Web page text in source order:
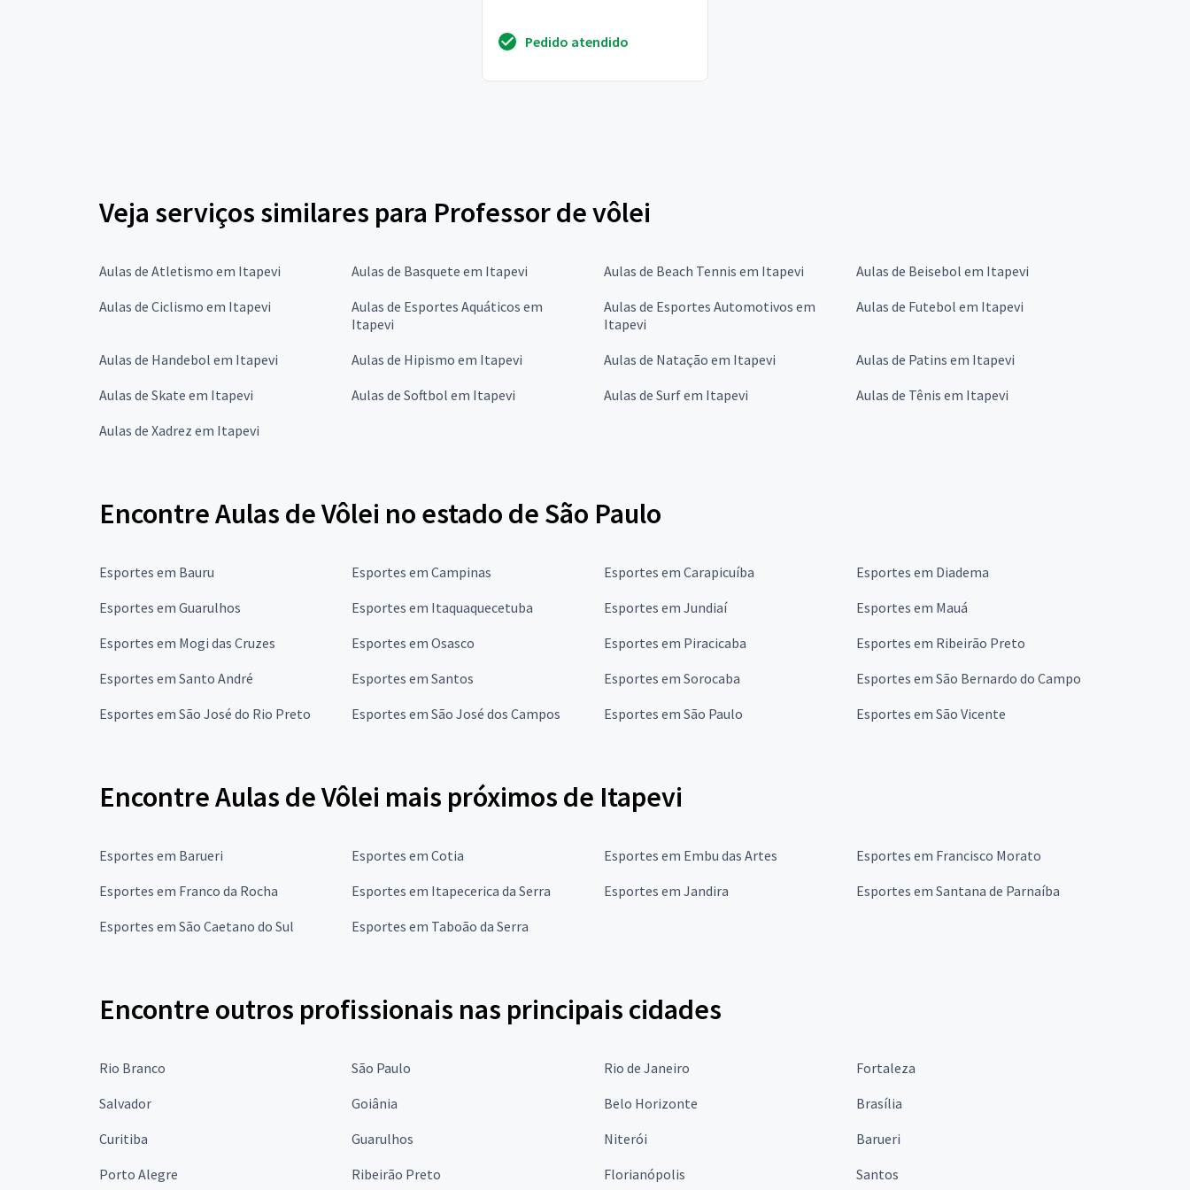
Pedido atendido
Veja serviços similares para Professor de vôlei
Aulas de Atletismo em Itapevi Aulas de Basquete em Itapevi Aulas de Beach Tennis em Itapevi
Aulas de Beisebol em Itapevi
Aulas de Ciclismo em Itapevi
Aulas de Esportes Aquáticos em
Itapevi
Aulas de Esportes Automotivos em
Itapevi
Aulas de Futebol em Itapevi
Aulas de Handebol em Itapevi Aulas de Hipismo em Itapevi Aulas de Natação em Itapevi
Aulas de Patins em Itapevi
Aulas de Skate em Itapevi
Aulas de Softbol em Itapevi Aulas de Surf em Itapevi
Aulas de Tênis em Itapevi
Aulas de Xadrez em Itapevi
Encontre Aulas de Vôlei no estado de São Paulo
Esportes em Bauru Esportes em Campinas Esportes em Carapicuíba
Esportes em Diadema
Esportes em Guarulhos
Esportes em Itaquaquecetuba Esportes em Jundiaí
Esportes em Mauá
Esportes em Mogi das Cruzes
Esportes em Osasco Esportes em Piracicaba
Esportes em Ribeirão Preto
Esportes em Santo André
Esportes em Santos Esportes em Sorocaba
Esportes em São Bernardo do Campo
Esportes em São José do Rio Preto
Esportes em São José dos Campos Esportes em São Paulo Esportes em São Vicente
Encontre Aulas de Vôlei mais próximos de Itapevi
Esportes em Barueri Esportes em Cotia Esportes em Embu das Artes
Esportes em Francisco Morato
Esportes em Franco da Rocha
Esportes em Itapecerica da Serra Esportes em Jandira
Esportes em Santana de Parnaíba
Esportes em São Caetano do Sul
Esportes em Taboão da Serra
Encontre outros profissionais nas principais cidades
Rio Branco São Paulo Rio de Janeiro
Fortaleza
Salvador
Goiânia Belo Horizonte
Brasília
Curitiba
Guarulhos Niterói
Barueri
Porto Alegre
Ribeirão Preto Florianópolis Santos